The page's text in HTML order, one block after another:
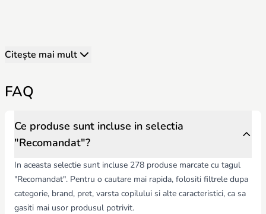
Citește mai mult
FAQ
Ce produse sunt incluse in selectia
"Recomandat"?
In aceasta selectie sunt incluse 278 produse marcate cu tagul
"Recomandat". Pentru o cautare mai rapida, folositi filtrele dupa
categorie, brand, pret, varsta copilului si alte caracteristici, ca sa
gasiti mai usor produsul potrivit.